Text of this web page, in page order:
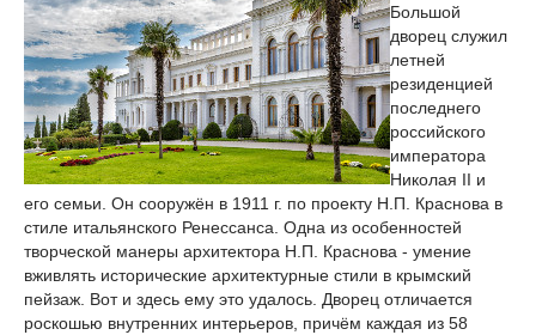
Большой
дворец служил
летней
резиденцией
последнего
российского
императора
Николая II и
его семьи. Он сооружён в 1911 г. по проекту Н.П. Краснова в
стиле итальянского Ренессанса. Одна из особенностей
творческой манеры архитектора Н.П. Краснова - умение
вживлять исторические архитектурные стили в крымский
пейзаж. Вот и здесь ему это удалось. Дворец отличается
роскошью внутренних интерьеров, причём каждая из 58